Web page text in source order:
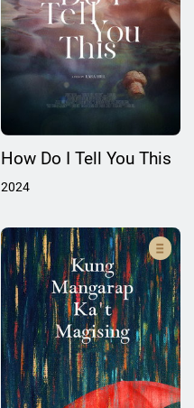
How Do I Tell You This
2024